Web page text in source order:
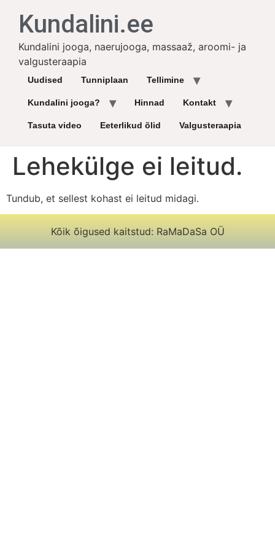
Kundalini.ee
Kundalini jooga, naerujooga, massaaž, aroomi- ja
valgusteraapia
Uudised Tunniplaan Tellimine
Kundalini jooga? Hinnad Kontakt
Tasuta video Eeterlikud õlid Valgusteraapia
Lehekülge ei leitud.
Tundub, et sellest kohast ei leitud midagi.
Kõik õigused kaitstud: RaMaDaSa OÜ